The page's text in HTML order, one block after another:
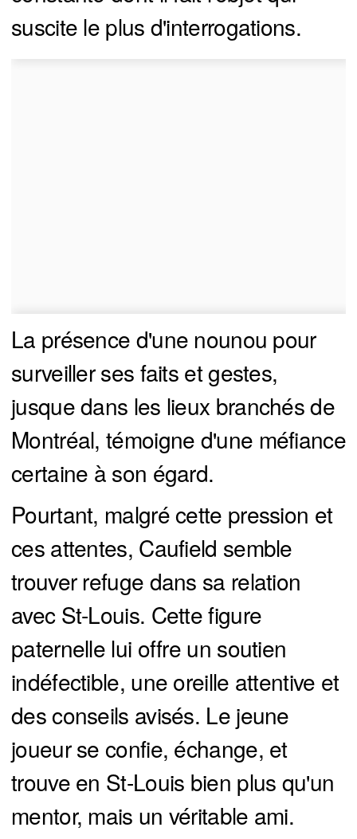
suscite le plus d'interrogations.
La présence d'une nounou pour
surveiller ses faits et gestes,
jusque dans les lieux branchés de
Montréal, témoigne d'une méfiance
certaine à son égard.
Pourtant, malgré cette pression et
ces attentes, Caufield semble
trouver refuge dans sa relation
avec St-Louis. Cette figure
paternelle lui offre un soutien
indéfectible, une oreille attentive et
des conseils avisés. Le jeune
joueur se confie, échange, et
trouve en St-Louis bien plus qu'un
mentor, mais un véritable ami.